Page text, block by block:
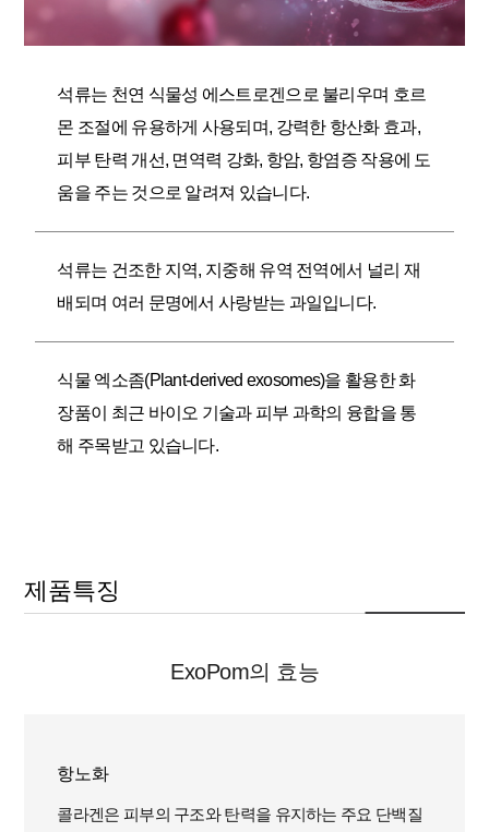
석류는 천연 식물성 에스트로겐으로 불리우며 호르
몬 조절에 유용하게 사용되며, 강력한 항산화 효과,
피부 탄력 개선, 면역력 강화, 항암, 항염증 작용에 도
움을 주는 것으로 알려져 있습니다.
석류는 건조한 지역, 지중해 유역 전역에서 널리 재
배되며 여러 문명에서 사랑받는 과일입니다.
식물 엑소좀(Plant-derived exosomes)을 활용한 화
장품이 최근 바이오 기술과 피부 과학의 융합을 통
해 주목받고 있습니다.
제품특징
ExoPom의 효능
항노화
콜라겐은 피부의 구조와 탄력을 유지하는 주요 단백질